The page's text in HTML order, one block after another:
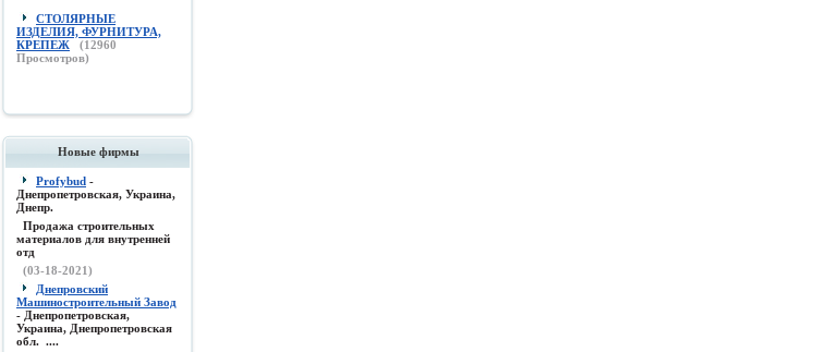
СТОЛЯРНЫЕ
ИЗДЕЛИЯ, ФУРНИТУРА,
КРЕПЕЖ
(12960
Просмотров)
Новые фирмы
Profybud -
Днепропетровская, Украина,
Днепр.
Продажа строительных
материалов для внутренней
отд
(03-18-2021)
Днепровский
Машиностроительный Завод
- Днепропетровская,
Украина, Днепропетровская
обл. ....